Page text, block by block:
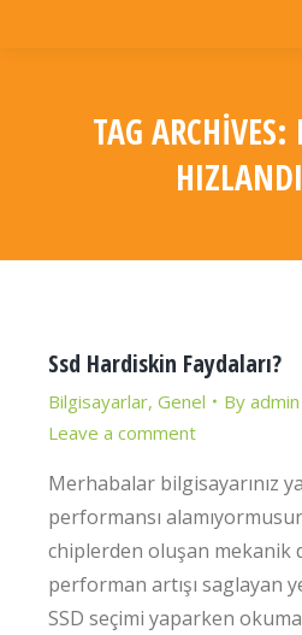
TAG ARCHIVES:
Ssd Hardiskin Faydaları?
Bilgisayarlar, Genel By admin
Leave a comment
Merhabalar bilgisayarınız
performansı
chiplerden oluşan mekanik
performan artışı saglayan
SSD seçimi yaparken